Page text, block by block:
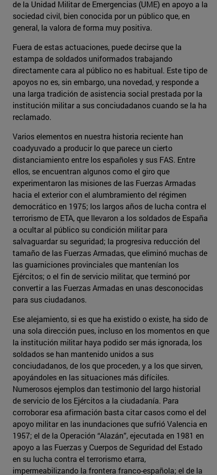
de la Unidad Militar de Emergencias (UME) en apoyo a la
sociedad civil, bien conocida por un público que, en
general, la valora de forma muy positiva.
Fuera de estas actuaciones, puede decirse que la
estampa de soldados uniformados trabajando
directamente cara al público no es habitual. Este tipo de
apoyos no es, sin embargo, una novedad, y responde a
una larga tradición de asistencia social prestada por la
institución militar a sus conciudadanos cuando se la ha
reclamado.
Varios elementos en nuestra historia reciente han
coadyuvado a producir lo que parece un cierto
distanciamiento entre los españoles y sus FAS. Entre
ellos, se encuentran algunos como el giro que
experimentaron las misiones de las Fuerzas Armadas
hacia el exterior con el alumbramiento del régimen
democrático en 1975; los largos años de lucha contra el
terrorismo de ETA, que llevaron a los soldados de España
a ocultar al público su condición militar para
salvaguardar su seguridad; la progresiva reducción del
tamaño de las Fuerzas Armadas, que eliminó muchas de
las guarniciones provinciales que mantenían los
Ejércitos; o el fin de servicio militar, que terminó por
convertir a las Fuerzas Armadas en unas desconocidas
para sus ciudadanos.
Ese alejamiento, si es que ha existido o existe, ha sido de
una sola dirección pues, incluso en los momentos en que
la institución militar haya podido ser más ignorada, los
soldados se han mantenido unidos a sus
conciudadanos, de los que proceden, y a los que sirven,
apoyándoles en las situaciones más difíciles.
Numerosos ejemplos dan testimonio del largo historial
de servicio de los Ejércitos a la ciudadanía. Para
corroborar esa afirmación basta citar casos como el del
apoyo militar en las inundaciones que sufrió Valencia en
1957; el de la Operación “Alazán”, ejecutada en 1981 en
apoyo a las Fuerzas y Cuerpos de Seguridad del Estado
en su lucha contra el terrorismo etarra,
impermeabilizando la frontera franco-española; el de la